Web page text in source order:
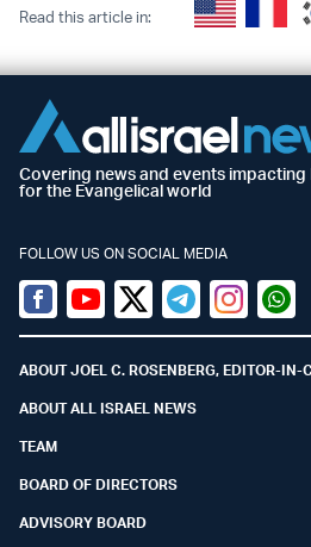
Read this article in:
Covering news and events impacting
for the Evangelical world
FOLLOW US ON SOCIAL MEDIA
Facebook
YoutubeTwitter (X)
TelegramInstagram
ABOUT JOEL C. ROSENBERG, EDITOR-IN-
ABOUT ALL ISRAEL NEWS
TEAM
BOARD OF DIRECTORS
ADVISORY BOARD